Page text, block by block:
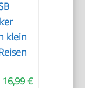
klein
16,99 €